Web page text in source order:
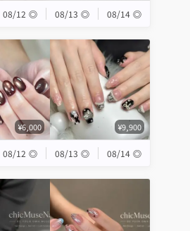
08/12 ◎ 08/13 ◎ 08/14 ◎
¥6,000 ¥9,900
08/12 ◎ 08/13 ◎ 08/14 ◎